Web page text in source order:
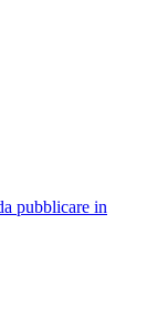
pubblicare in